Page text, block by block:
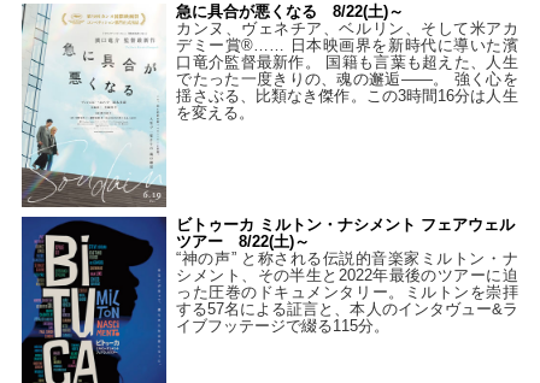
急に具合が悪くなる 8/22(土)～
カンヌ、ヴェネチア、ベルリン、そして米アカ
デミー賞®…… 日本映画界を新時代に導いた濱
口竜介監督最新作。 国籍も言葉も超えた、人生
でたった一度きりの、魂の邂逅――。 強く心を
揺さぶる、比類なき傑作。この3時間16分は人生
を変える。
ビトゥーカ ミルトン・ナシメント フェアウェル
ツアー 8/22(土)～
“神の声” と称される伝説的音楽家ミルトン・ナ
シメント、その半生と2022年最後のツアーに迫
った圧巻のドキュメンタリー。ミルトンを崇拝
する57名による証言と、本人のインタヴュー&ラ
イブフッテージで綴る115分。